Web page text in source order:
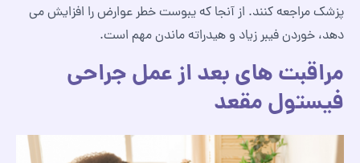
پزشک مراجعه کنند. از آنجا که یبوست خطر عوارض را افزایش می‌
دهد، خوردن فیبر زیاد و هیدراته ماندن مهم است.
مراقبت های بعد از عمل جراحی
فیستول مقعد